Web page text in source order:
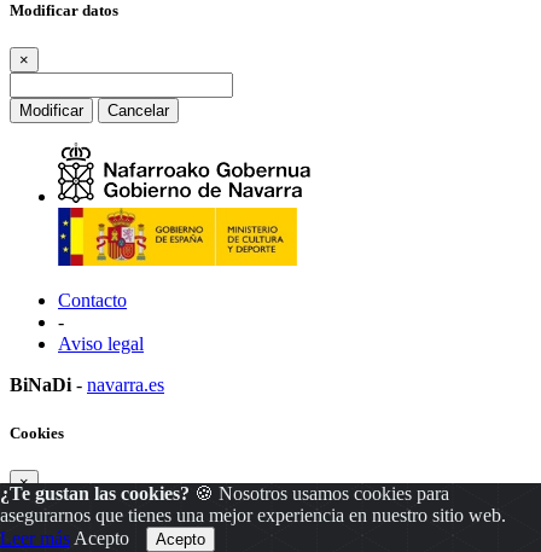
Modificar datos
×
Modificar Cancelar
Contacto
-
Aviso legal
BiNaDi - navarra.es
¿Te gustan las cookies? 🍪 Nosotros usamos cookies para
asegurarnos que tienes una mejor experiencia en nuestro sitio web.
Leer más Acepto
Cookies
×